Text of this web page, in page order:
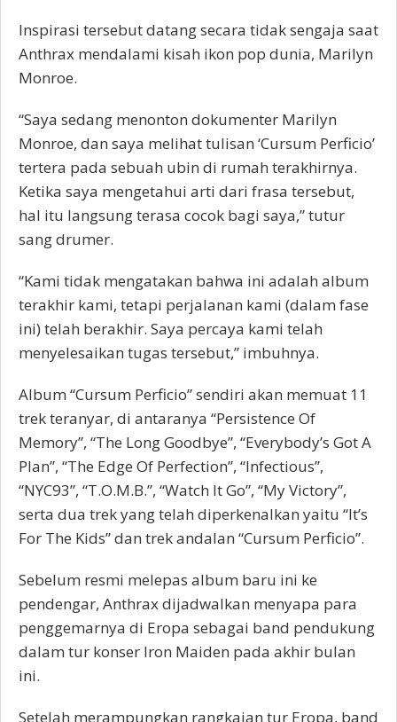
Inspirasi tersebut datang secara tidak sengaja saat
Anthrax mendalami kisah ikon pop dunia, Marilyn
Monroe.
“Saya sedang menonton dokumenter Marilyn
Monroe, dan saya melihat tulisan ‘Cursum Perficio’
tertera pada sebuah ubin di rumah terakhirnya.
Ketika saya mengetahui arti dari frasa tersebut,
hal itu langsung terasa cocok bagi saya,” tutur
sang drumer.
“Kami tidak mengatakan bahwa ini adalah album
terakhir kami, tetapi perjalanan kami (dalam fase
ini) telah berakhir. Saya percaya kami telah
menyelesaikan tugas tersebut,” imbuhnya.
Album “Cursum Perficio” sendiri akan memuat 11
trek teranyar, di antaranya “Persistence Of
Memory”, “The Long Goodbye”, “Everybody’s Got A
Plan”, “The Edge Of Perfection”, “Infectious”,
“NYC93”, “T.O.M.B.”, “Watch It Go”, “My Victory”,
serta dua trek yang telah diperkenalkan yaitu “It’s
For The Kids” dan trek andalan “Cursum Perficio”.
Sebelum resmi melepas album baru ini ke
pendengar, Anthrax dijadwalkan menyapa para
penggemarnya di Eropa sebagai band pendukung
dalam tur konser Iron Maiden pada akhir bulan
ini.
Setelah merampungkan rangkaian tur Eropa, band